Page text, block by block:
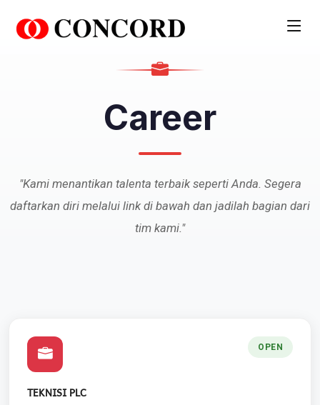
Career
"Kami menantikan talenta terbaik seperti Anda. Segera
daftarkan diri melalui link di bawah dan jadilah bagian dari
tim kami."
OPEN
TEKNISI PLC
PT. Concord Industry 🏢